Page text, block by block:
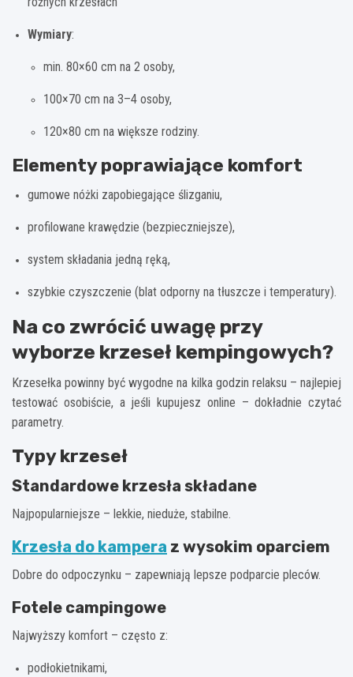
Wymiary:
min. 80×60 cm na 2 osoby,
100×70 cm na 3–4 osoby,
120×80 cm na większe rodziny.
Elementy poprawiające komfort
gumowe nóżki zapobiegające ślizganiu,
profilowane krawędzie (bezpieczniejsze),
system składania jedną ręką,
szybkie czyszczenie (blat odporny na tłuszcze i temperatury).
Na co zwrócić uwagę przy
wyborze krzeseł kempingowych?
Krzesełka powinny być wygodne na kilka godzin relaksu – najlepiej
testować osobiście, a jeśli kupujesz online – dokładnie czytać
parametry.
Typy krzeseł
Standardowe krzesła składane
Najpopularniejsze – lekkie, nieduże, stabilne.
Krzesła do kampera z wysokim oparciem
Dobre do odpoczynku – zapewniają lepsze podparcie pleców.
Fotele campingowe
Najwyższy komfort – często z:
podłokietnikami,